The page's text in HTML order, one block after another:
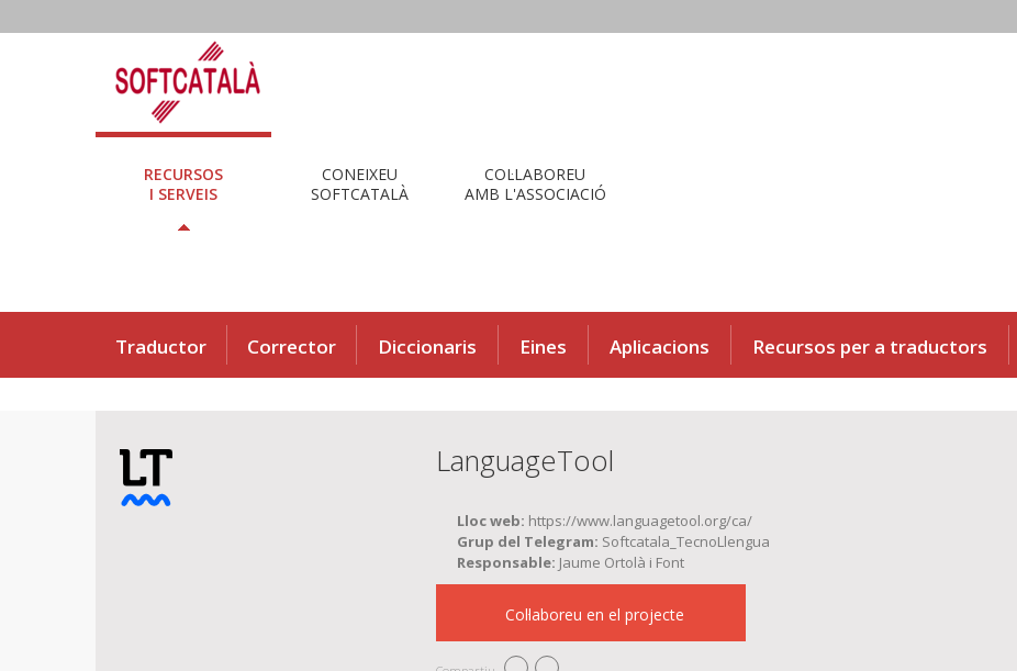
RECURSOS
I SERVEIS
CONEIXEU
SOFTCATALÀ
COL·LABOREU
AMB L'ASSOCIACIÓ
Traductor Corrector Diccionaris Eines Aplicacions Recursos per a traductors
LanguageTool
Lloc web: https://www.languagetool.org/ca/
Grup del Telegram: Softcatala_TecnoLlengua
Responsable: Jaume Ortolà i Font
Col·laboreu en el projecte